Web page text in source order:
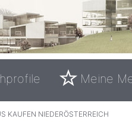
Meine
KAUFEN NIEDERÖSTERREICH